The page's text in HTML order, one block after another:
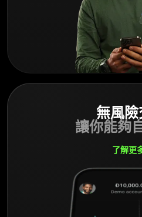
無風險
讓你能夠
了解更